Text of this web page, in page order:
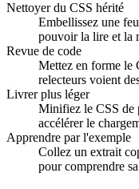
Nettoyer du CSS hérité
Embellissez une
pouvoir la lire et la
Revue de code
Mettez en forme le
relecteurs voient
Livrer plus léger
Minifiez le CSS de
accélérer le
Apprendre par l'exemple
Collez un extrait
pour comprendre